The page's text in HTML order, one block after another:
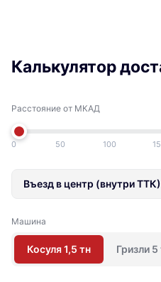
Калькулятор
Расстояние от МКАД
0 50 100
Въезд в центр (внутри ТТК)
Машина
Косуля 1,5 тн Гризли 5